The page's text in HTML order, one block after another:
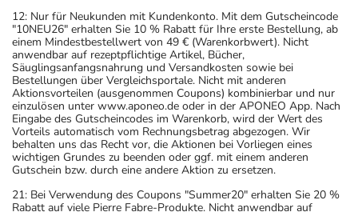
12: Nur für Neukunden mit Kundenkonto. Mit dem Gutscheincode
"10NEU26" erhalten Sie 10 % Rabatt für Ihre erste Bestellung, ab
einem Mindestbestellwert von 49 € (Warenkorbwert). Nicht
anwendbar auf rezeptpflichtige Artikel, Bücher,
Säuglingsanfangsnahrung und Versandkosten sowie bei
Bestellungen über Vergleichsportale. Nicht mit anderen
Aktionsvorteilen (ausgenommen Coupons) kombinierbar und nur
einzulösen unter www.aponeo.de oder in der APONEO App. Nach
Eingabe des Gutscheincodes im Warenkorb, wird der Wert des
Vorteils automatisch vom Rechnungsbetrag abgezogen. Wir
behalten uns das Recht vor, die Aktionen bei Vorliegen eines
wichtigen Grundes zu beenden oder ggf. mit einem anderen
Gutschein bzw. durch eine andere Aktion zu ersetzen.
21: Bei Verwendung des Coupons "Summer20" erhalten Sie 20 %
Rabatt auf viele Pierre Fabre-Produkte. Nicht anwendbar auf